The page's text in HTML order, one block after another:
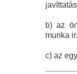
b) az
munka
c) az